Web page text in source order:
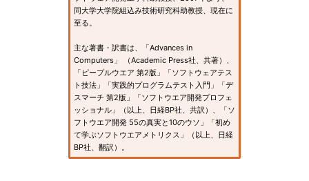
同大学大学院組込み技術研究科助教授、現在に
至る。
主な著書・訳書は、「Advances in
Computers」 （Academic Press社、共著）、
「ピープルウエア 第2版」「ソフトウェアテス
ト技法」「実践的プログラムテスト入門」「デ
スマーチ 第2版」「ソフトウエア開発プロフェ
ッショナル」（以上、日経BP社、共訳）、「ソ
フトウエア開発 55の真実と10のウソ」「初め
て学ぶソフトウエアメトリクス」（以上、日経
BP社、翻訳）。